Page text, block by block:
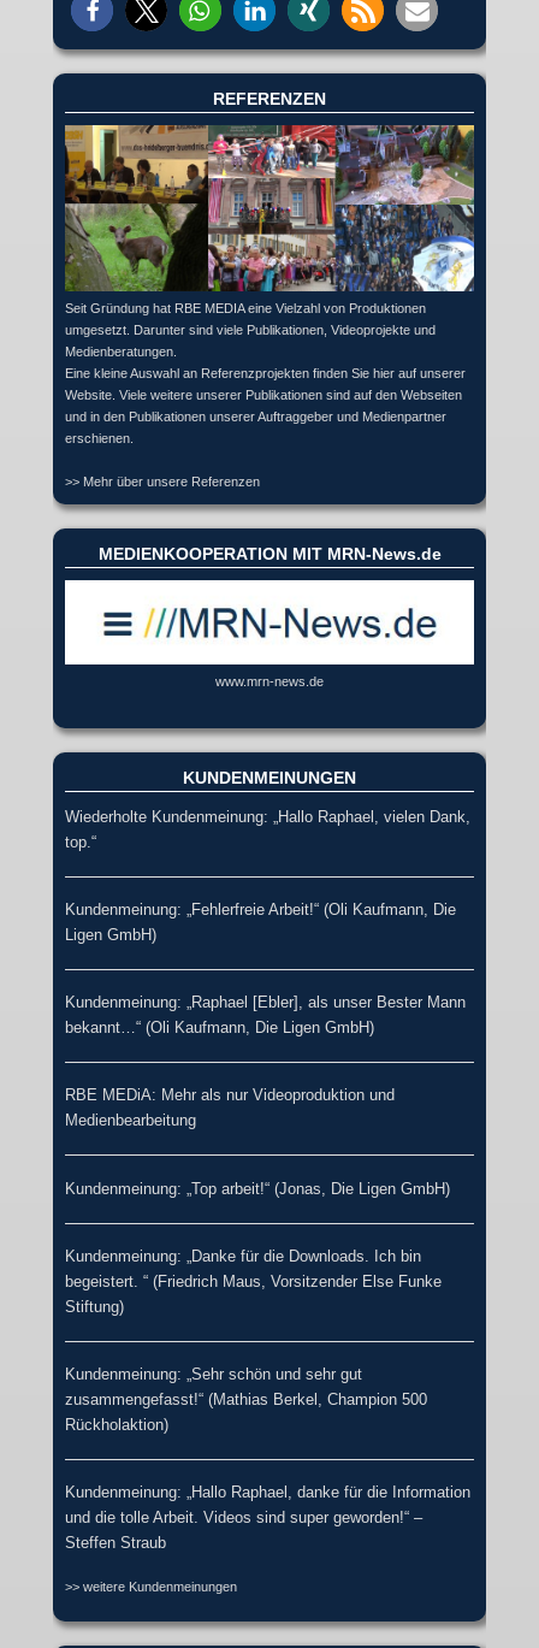
REFERENZEN
Seit Gründung hat RBE MEDIA eine Vielzahl von Produktionen
umgesetzt. Darunter sind viele Publikationen, Videoprojekte und
Medienberatungen.
Eine kleine Auswahl an Referenzprojekten finden Sie hier auf unserer
Website. Viele weitere unserer Publikationen sind auf den Webseiten
und in den Publikationen unserer Auftraggeber und Medienpartner
erschienen.
>> Mehr über unsere Referenzen
MEDIENKOOPERATION MIT MRN-News.de
www.mrn-news.de
KUNDENMEINUNGEN
Wiederholte Kundenmeinung: „Hallo Raphael, vielen Dank,
top.“
Kundenmeinung: „Fehlerfreie Arbeit!“ (Oli Kaufmann, Die
Ligen GmbH)
Kundenmeinung: „Raphael [Ebler], als unser Bester Mann
bekannt…“ (Oli Kaufmann, Die Ligen GmbH)
RBE MEDiA: Mehr als nur Videoproduktion und
Medienbearbeitung
Kundenmeinung: „Top arbeit!“ (Jonas, Die Ligen GmbH)
Kundenmeinung: „Danke für die Downloads. Ich bin
begeistert. “ (Friedrich Maus, Vorsitzender Else Funke
Stiftung)
Kundenmeinung: „Sehr schön und sehr gut
zusammengefasst!“ (Mathias Berkel, Champion 500
Rückholaktion)
Kundenmeinung: „Hallo Raphael, danke für die Information
und die tolle Arbeit. Videos sind super geworden!“ –
Steffen Straub
>> weitere Kundenmeinungen